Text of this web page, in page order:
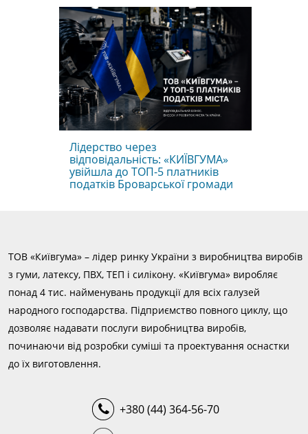
Лідерство через
відповідальність: «КИЇВГУМА»
увійшла до ТОП-5 платників
податків Броварської громади
ТОВ «Київгума» – лідер ринку України з виробництва виробів
з гуми, латексу, ПВХ, ТЕП і силікону. «Київгума» виробляє
понад 4 тис. найменувань продукції для всіх галузей
народного господарства. Підприємство повного циклу, що
дозволяє надавати послуги виробництва виробів,
починаючи від розробки суміші та проектування оснастки
до їх виготовлення.
+380 (44) 364-56-70